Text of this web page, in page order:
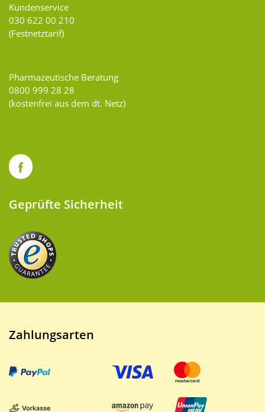
Kundenservice
030 622 00 210
(Festnetztarif)
Pharmazeutische Beratung
0800 999 28 28
(kostenfrei aus dem dt. Netz)
Geprüfte Sicherheit
Zahlungsarten